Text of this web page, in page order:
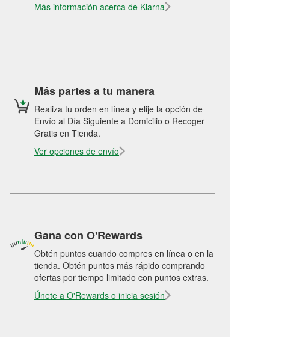
Más información acerca de Klarna
Más partes a tu manera
Realiza tu orden en línea y elije la opción de
Envío al Día Siguiente a Domicilio o Recoger
Gratis en Tienda.
Ver opciones de envío
Gana con O'Rewards
Obtén puntos cuando compres en línea o en la
tienda. Obtén puntos más rápido comprando
ofertas por tiempo limitado con puntos extras.
Únete a O'Rewards o inicia sesión